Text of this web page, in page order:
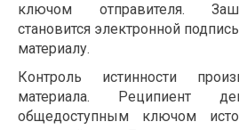
ключом отправителя.
становится электронной
материалу.
Контроль истинности
материала. Реципиент
общедоступным ключом